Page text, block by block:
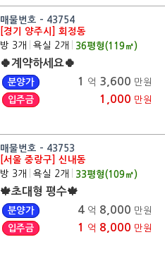
매물번호 - 43754
[경기 양주시] 회정동
방 3개
욕실 2개 36평형(119㎡)
🍀계약하세요🍀
분양가 1 억 3,600 만원
입주금
1,000 만원
매물번호 - 43753
[서울 중랑구] 신내동
방 3개
욕실 2개 33평형(109㎡)
🍁초대형 평수🍁
분양가 4 억 8,000 만원
입주금
1 억 8,000 만원